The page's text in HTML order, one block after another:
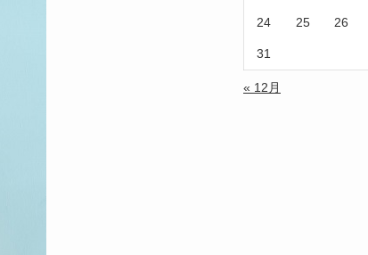
24 25 26
31
« 12月